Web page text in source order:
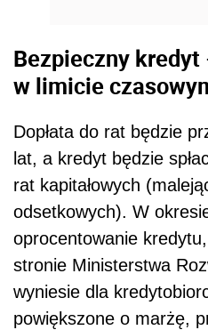
Bezpieczny kredyt
w limicie
Dopłata do rat będzie
lat, a kredyt będzie
rat kapitałowych
odsetkowych). W
oprocentowanie
stronie Ministerstwa
wyniesie dla
powiększone o marżę,